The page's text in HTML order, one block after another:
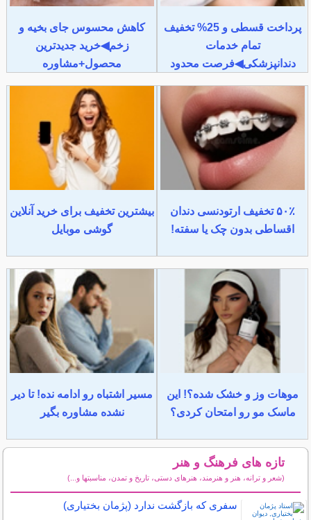
پرداخت قسطی و 25% تخفیف
تمام خدمات
دندانپزشکی◀فرصت محدود
کاهش محسوس جای بخیه و
زخم◀خرید جدیدترین
محصول+مشاوره
۵۰٪ تخفیف ارتودنسی دندان
اقساطی بدون چک یا سفته!
بیشترین تخفیف برای خرید آنلاین
گوشی موبایل
موهات وز و خشک شده؟! این
ماسک مو رو امتحان کردی؟
مسیر اشتباه رو ادامه نده! تا دیر
نشده مشاوره بگیر
تازه های فرهنگ و هنر
(شعر و ترانه، هنر و هنرمند، هنرهای دستی، تاریخ و تمدن، مناسبتها و...)
سفری که بازگشت ندارد (پژمان بختیاری)